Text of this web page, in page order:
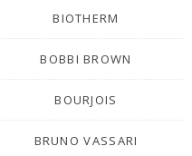
BIOTHERM
BOBBI BROWN
BOURJOIS
BRUNO VASSARI